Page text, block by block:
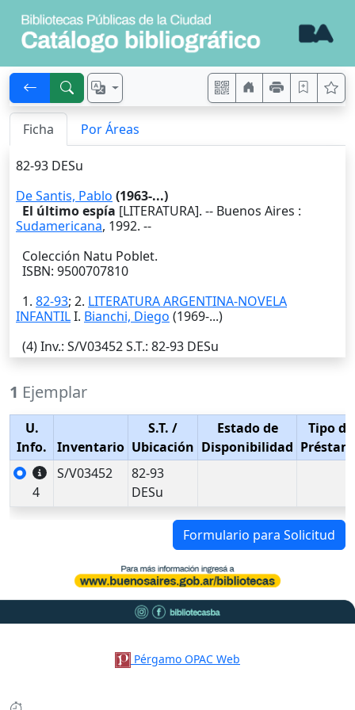
Ficha Por Áreas
82-93 DESu
De Santis, Pablo (1963-...)
El último espía [LITERATURA]. -- Buenos Aires :
Sudamericana, 1992. --
Colección Natu Poblet.
ISBN: 9500707810
1. 82-93; 2. LITERATURA ARGENTINA-NOVELA
INFANTILI. Bianchi, Diego (1969-...)
(4)Inv.: S/V03452S.T.: 82-93 DESu
1 Ejemplar
U.
Info.
Inventario
S.T. /
Ubicación
Estado de
Disponibilidad
Tipo de
4
S/V03452
82-93
DESu
Formulario para Solicitud
Pérgamo OPAC Web